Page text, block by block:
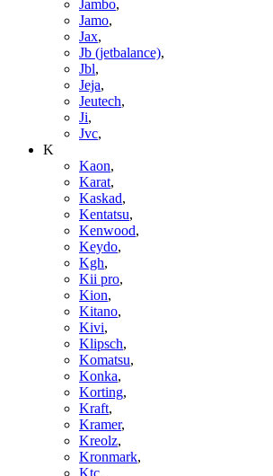
Jambo,
Jamo,
Jax,
Jb (jetbalance),
Jbl,
Jeja,
Jeutech,
Ji,
Jvc,
K
Kaon,
Karat,
Kaskad,
Kentatsu,
Kenwood,
Keydo,
Kgh,
Kii pro,
Kion,
Kitano,
Kivi,
Klipsch,
Komatsu,
Konka,
Korting,
Kraft,
Kramer,
Kreolz,
Kronmark,
Ktc,